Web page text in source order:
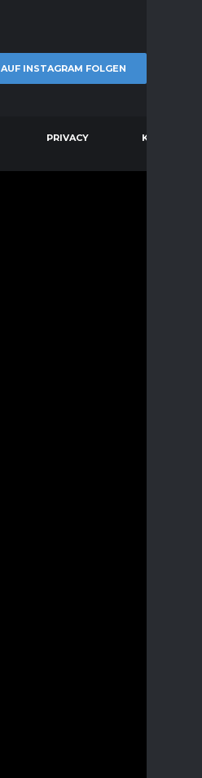
AUF INSTAGRAM FOLGEN
PRIVACY KONTAKT